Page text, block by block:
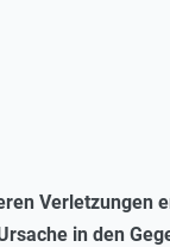
Verletzungen
in den